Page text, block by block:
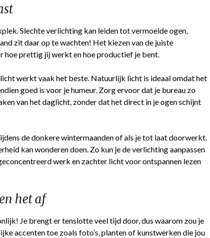
Slechte verlichting kan leiden tot vermoeide ogen,
zit daar op te wachten! Het kiezen van de juiste
hoe prettig jij werkt en hoe productief je bent.
werkt vaak het beste. Natuurlijk licht is ideaal omdat het
goed is voor je humeur. Zorg ervoor dat je bureau zo
van het daglicht, zonder dat het direct in je ogen schijnt
de donkere wintermaanden of als je tot laat doorwerkt.
kan wonderen doen. Zo kun je de verlichting aanpassen
werk en zachter licht voor ontspannen lezen
het af
Je brengt er tenslotte veel tijd door, dus waarom zou je
accenten toe zoals foto’s, planten of kunstwerken die jou